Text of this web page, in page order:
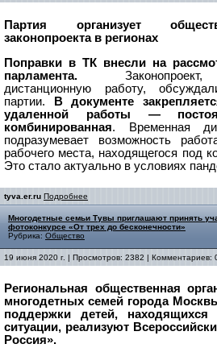
Партия организует
законопроекта в регионах
Поправки в ТК внесли на
парламента. Законопроект,
дистанционную работу,
партии.
В документе
удаленной работы —
комбинированная. Временная
подразумевает возможность
рабочего места, находящегося под
Это стало актуально в условиях
tyva.er.ru Подробнее
Многодетные семьи Тувы приглашают принять
фотоконкурсе «От трех до бесконечности»
Рубрика: Общество
19 июня 2020 г. | Просмотров: 2382 | Комментариев:
Региональная общественная
многодетных семей города
поддержки детей,
ситуации, реализуют
Россия».